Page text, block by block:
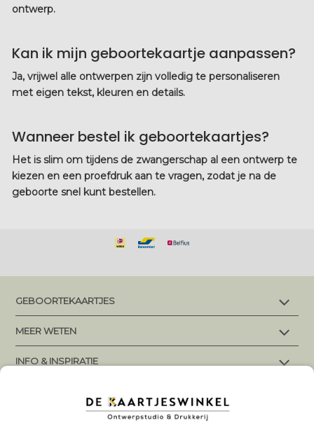
ontwerp.
Kan ik mijn geboortekaartje aanpassen?
Ja, vrijwel alle ontwerpen zijn volledig te personaliseren
met eigen tekst, kleuren en details.
Wanneer bestel ik geboortekaartjes?
Het is slim om tijdens de zwangerschap al een ontwerp te
kiezen en een proefdruk aan te vragen, zodat je na de
geboorte snel kunt bestellen.
GEBOORTEKAARTJES
Alle geboortekaartjes
Makkelijk en snel bestellen
Maatwerk en ontwerpaanpassingen
Geboortekaartjes meisjes
Neutrale geboortekaartjes
MEER WETEN
Levertijd en verzending
Spelregels prettige communicatie
INFO & INSPIRATIE
Jongensnamen
Veel gestelde vragen
Volg ons op Social Media